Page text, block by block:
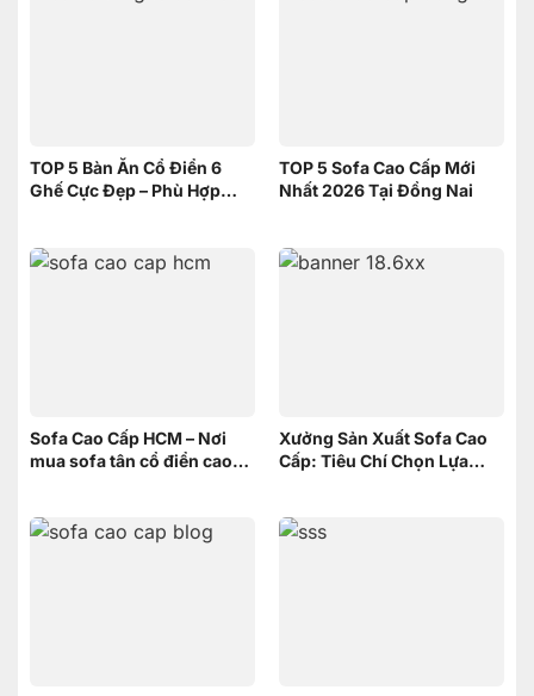
TOP 5 Bàn Ăn Cổ Điển 6
Ghế Cực Đẹp – Phù Hợp
TOP 5 Sofa Cao Cấp Mới
Nhất 2026 Tại Đồng Nai
Sofa Cao Cấp HCM – Nơi
mua sofa tân cổ điển cao
Xưởng Sản Xuất Sofa Cao
Cấp: Tiêu Chí Chọn Lựa